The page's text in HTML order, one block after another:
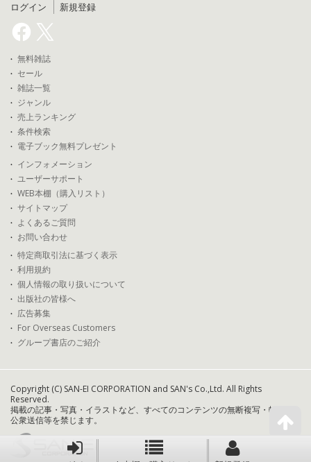
ログイン 新規登録
無料雑誌
セール
雑誌一覧
ジャンル
売上ランキング
条件検索
電子ブック無料プレゼント
インフォメーション
ユーザーサポート
WEB本棚（購入リスト）
サイトマップ
よくあるご質問
お問い合わせ
特定商取引法に基づく表示
利用規約
個人情報の取り扱いについて
出版社の皆様へ
広告募集
For Overseas Customers
グループ書店のご紹介
Copyright (C) SAN-EI CORPORATION and SAN's Co.,Ltd. All Rights
Reserved.
掲載の記事・写真・イラストなど、すべてのコンテンツの無断複写・転載・
公衆送信等を禁じます。